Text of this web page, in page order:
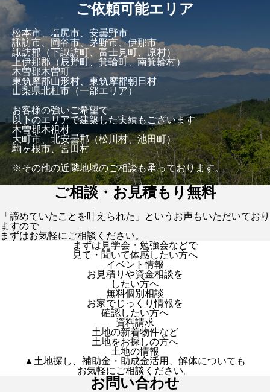
ご依頼可能エリア
松本市、塩尻市、安曇野市
諏訪市、岡谷市、茅野市、伊那市
諏訪郡（下諏訪町、富士見町、原村）
上伊那郡（辰野町、箕輪町、南箕輪村）
木曽郡木曽町
東筑摩郡山形村、東筑摩郡朝日村
山梨県北杜市（一部エリア）
お客様の強いご希望で
以下のエリアで建築した実績もございます
木曽郡木祖村
大町市、北安曇郡（松川村、池田町）
駒ヶ根市、宮田村
※その他の近隣地域のご相談も承っております。
ご相談・お見積もり無料
「諦めていたことを叶えられた」というお声もいただいており
ますので
まずはお気軽にご相談ください。
まずは見学会・勉強会などで
見て・聞いて体感したい方へ
イベント情報
お見積りや資金相談を
したい方へ
無料個別相談
お家でじっくり情報を
確認したい方へ
資料請求
土地の新着物件など
土地をお探しの方へ
土地の情報
▲土地探し、補助金・助成金活用、解体についても
お気軽にご相談ください。
お問い合わせ